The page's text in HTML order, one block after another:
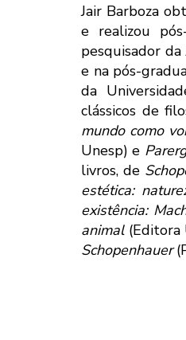
Jair Barboza
e realizou
pesquisador
e na pós-
da
clássicos de
mundo como
Unesp) e
livros, de
estética:
existência:
animal(Editora
Schopenhauer